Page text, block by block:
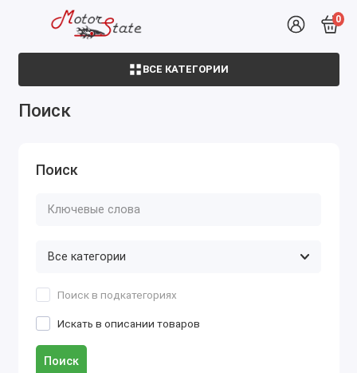
0
ВСЕ КАТЕГОРИИ
Поиск
Поиск
Поиск в подкатегориях
Искать в описании товаров
Поиск